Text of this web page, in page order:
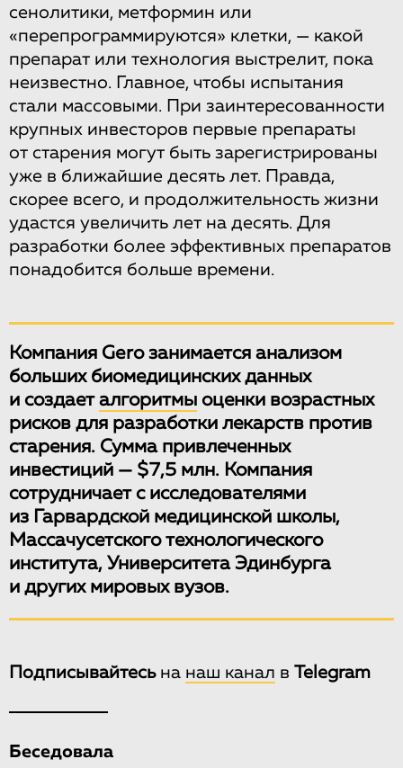
сенолитики, метформин или
«перепрограммируются» клетки, — какой
препарат или технология выстрелит, пока
неизвестно. Главное, чтобы испытания
стали массовыми. При заинтересованности
крупных инвесторов первые препараты
от старения могут быть зарегистрированы
уже в ближайшие десять лет. Правда,
скорее всего, и продолжительность жизни
удастся увеличить лет на десять. Для
разработки более эффективных препаратов
понадобится больше времени.
Компания Gero занимается анализом
больших биомедицинских данных
и создаеталгоритмы оценки возрастных
рисков для разработки лекарств против
старения. Сумма привлеченных
инвестиций — $7,5 млн. Компания
сотрудничает с исследователями
из Гарвардской медицинской школы,
Массачусетского технологического
института, Университета Эдинбурга
и других мировых вузов.
Подписывайтесьна наш канал в Telegram
Беседовала